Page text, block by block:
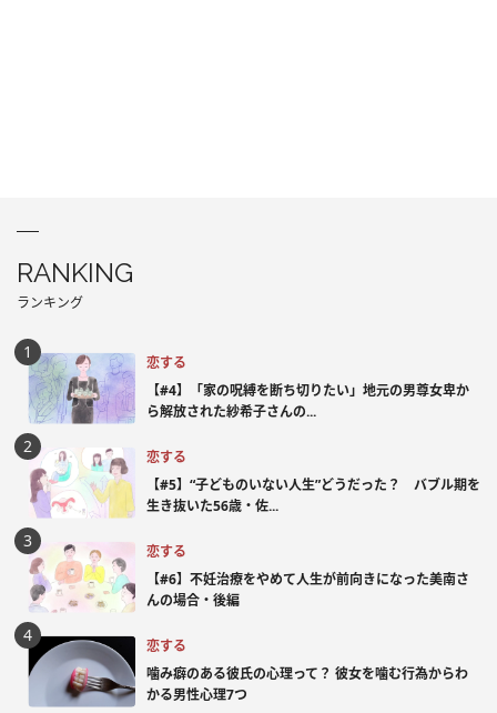
RANKING
ランキング
恋する
【#4】「家の呪縛を断ち切りたい」地元の男尊女卑か
ら解放された紗希子さんの...
恋する
【#5】“子どものいない人生”どうだった？ バブル期を
生き抜いた56歳・佐...
恋する
【#6】不妊治療をやめて人生が前向きになった美南さ
んの場合・後編
恋する
噛み癖のある彼氏の心理って？ 彼女を噛む行為からわ
かる男性心理7つ